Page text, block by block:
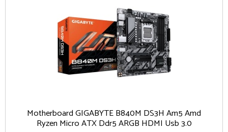
Motherboard GIGABYTE B840M DS3H Am5 Amd
Ryzen Micro ATX Ddr5 ARGB HDMI Usb 3.0